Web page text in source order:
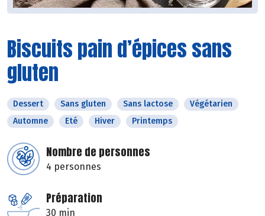
Biscuits pain d’épices sans
gluten
Dessert Sans gluten Sans lactose
Végétarien
Automne
Eté Hiver Printemps
Nombre de personnes
4 personnes
Préparation
30 min